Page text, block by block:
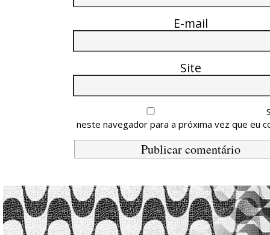
E-mail
Site
neste navegador para a próxima vez que eu